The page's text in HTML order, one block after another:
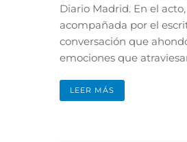
Diario Madrid. En el
acompañada por el
conversación que
emociones que
LEER MÁS